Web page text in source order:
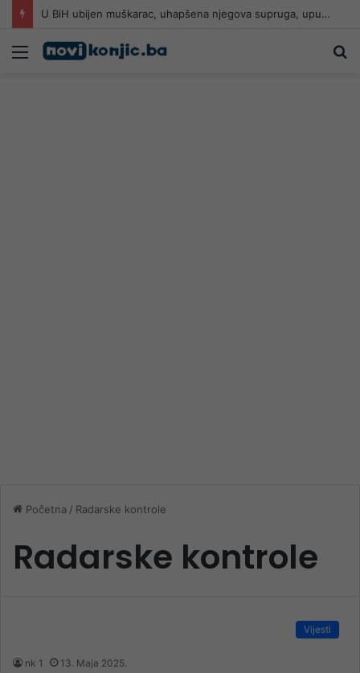
U BiH ubijen muškarac, uhapšena njegova supruga, upucan u glavu
Meni
Početna / Radarske kontrole
Radarske kontrole
Vijesti
nk 1 13. Maja 2025.